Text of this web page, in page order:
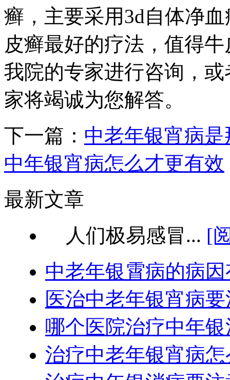
癣，主要采用3d自体净
皮癣最好的疗法，值得
我院的专家进行咨询，或
家将竭诚为您解答。
下一篇： 中老年银宵病
中年银宵病怎么才更有效
最新文章
人们极易感冒... [
中老年银霄病的病
医治中老年银宵病
哪个医院治疗中年
治疗中老年银宵病